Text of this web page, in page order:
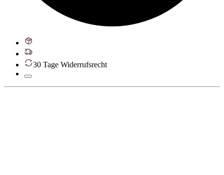
30 Tage Widerrufsrecht